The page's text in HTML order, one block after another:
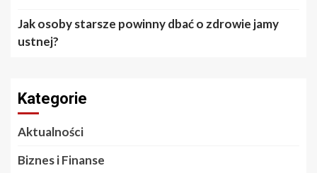
Jak osoby starsze powinny dbać o zdrowie jamy
ustnej?
Kategorie
Aktualności
Biznes i Finanse